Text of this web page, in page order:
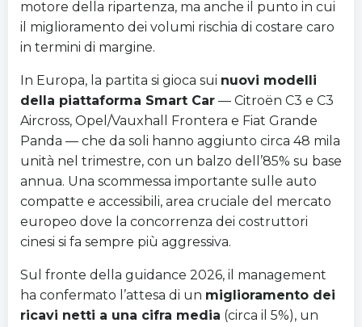
motore della ripartenza, ma anche il punto in cui
il miglioramento dei volumi rischia di costare caro
in termini di margine.
In Europa, la partita si gioca sui nuovi modelli
della piattaforma Smart Car — Citroën C3 e C3
Aircross, Opel/Vauxhall Frontera e Fiat Grande
Panda — che da soli hanno aggiunto circa 48 mila
unità nel trimestre, con un balzo dell’85% su base
annua. Una scommessa importante sulle auto
compatte e accessibili, area cruciale del mercato
europeo dove la concorrenza dei costruttori
cinesi si fa sempre più aggressiva.
Sul fronte della guidance 2026, il management
ha confermato l’attesa di un miglioramento dei
ricavi netti a una cifra media (circa il 5%), un